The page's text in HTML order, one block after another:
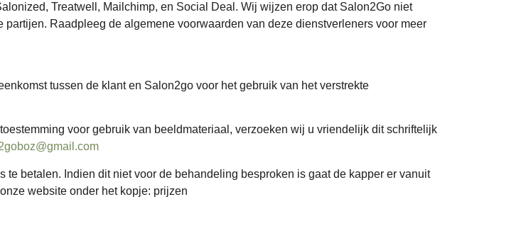
Treatwell, Mailchimp, en Social Deal. Wij wijzen erop dat Salon2Go niet
Raadpleeg de algemene voorwaarden van deze dienstverleners voor meer
tussen de klant en Salon2go voor het gebruik van het verstrekte
voor gebruik van beeldmateriaal, verzoeken wij u vriendelijk dit schriftelijk
betalen. Indien dit niet voor de behandeling besproken is gaat de kapper er vanuit
website onder het kopje: prijzen